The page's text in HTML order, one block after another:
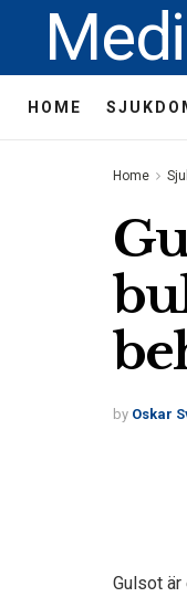
HOME
Home
by Oskar
Gulsot är